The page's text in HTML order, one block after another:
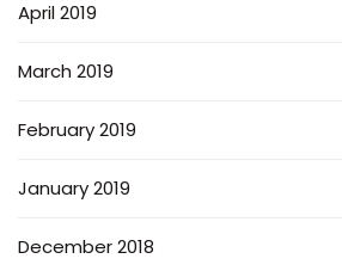
April 2019
March 2019
February 2019
January 2019
December 2018